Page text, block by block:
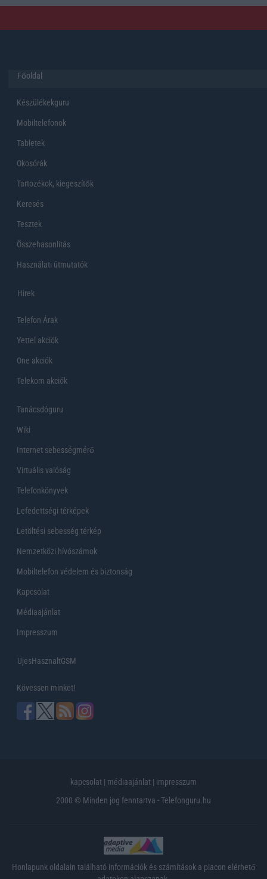
Főoldal
Készülékekguru
Mobiltelefonok
Tabletek
Okosórák
Tartozékok, kiegeszítők
Keresés
Tesztek
Összehasonlítás
Használati útmutatók
Hirek
Telefon Árak
Yettel akciók
One akciók
Telekom akciók
Tanácsdóguru
Wiki
Internet sebességmérő
Virtuális valóság
Telefonkönyvek
Lefedettségi térképek
Letöltési sebesség térkép
Nemzetközi hívószámok
Mobiltelefon védelem és biztonság
Kapcsolat
Médiaajánlat
Impresszum
UjesHasznaltGSM
Kövessen minket!
kapcsolat | médiaajánlat | impresszum
2000 © Minden jog fenntartva - Telefonguru.hu
Honlapunk oldalain található információk és számítások a piacon elérhető